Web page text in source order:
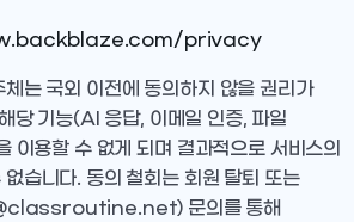
privacy
체는 국외 이전에 동의하지 않을 권리가
당 기능(AI 응답, 이메일 인증, 파일
이용할 수 없게 되며 결과적으로 서비스의
습니다. 동의 철회는 회원 탈퇴 또는
문의를 통해